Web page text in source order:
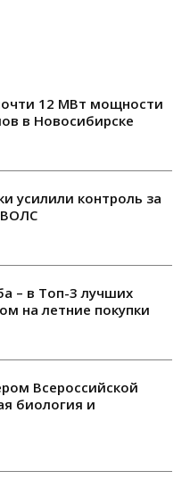
12 МВт мощности
в Новосибирске
усилили контроль за
– в Топ-3 лучших
на летние покупки
Всероссийской
биология и